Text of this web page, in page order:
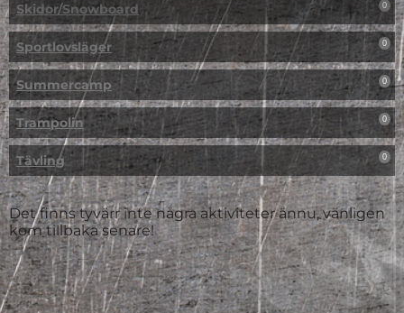
Skidor/Snowboard 0
Sportlovsläger 0
Summercamp 0
Trampolin 0
Tävling 0
Det finns tyvärr inte några aktiviteter ännu, vänligen
kom tillbaka senare!